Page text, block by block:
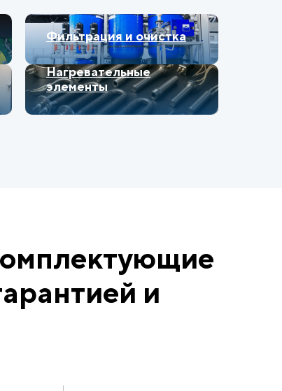
Фильтрация и очистка
Нагревательные
элементы
и